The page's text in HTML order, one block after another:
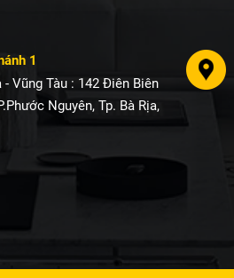
1
- Vũng Tàu : 142 Điên Biên
Nguyên, Tp. Bà Rịa,